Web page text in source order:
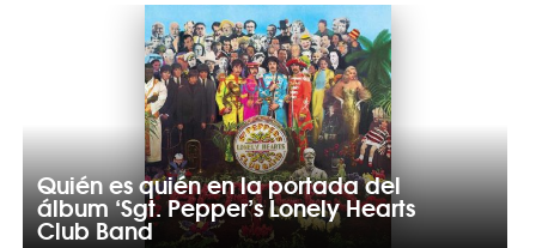
Quién es quién en la portada del
álbum ‘Sgt. Pepper’s Lonely Hearts
Club Band